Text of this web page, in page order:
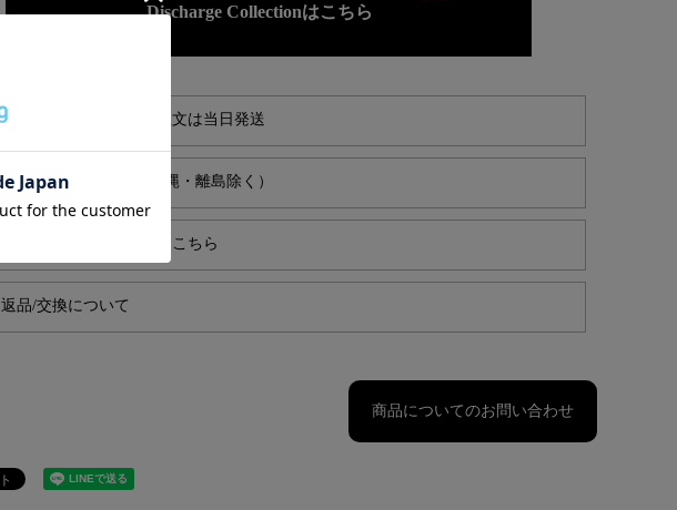
Discharge Collectionはこちら
平日お昼13時までのご注文は当日発送
送料550円でお届け（沖縄・離島除く）
プレゼントラッピングはこちら
返品/交換について
商品についてのお問い合わせ